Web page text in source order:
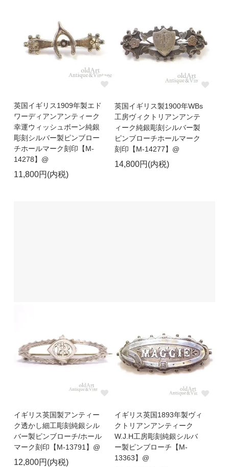
英国イギリス1909年製エド
ワーディアンアンティーク
幸運ウィッシュボーン純銀
彫刻シルバー製ピンブロー
チホールマーク刻印【M-
14278】@
11,800円(内税)
英国イギリス製1900年WBs
工房ヴィクトリアンアンテ
ィーク純銀彫刻シルバー製
ピンブローチホールマーク
刻印【M-14277】@
14,800円(内税)
イギリス英国製アンティー
ク透かし細工彫刻純銀シル
バー製ピンブローチ/ホール
マーク刻印【M-13791】@
12,800円(内税)
イギリス英国1893年製ヴィ
クトリアンアンティーク
W.J.H工房彫刻純銀シルバ
ー製ピンブローチ【M-
13363】@